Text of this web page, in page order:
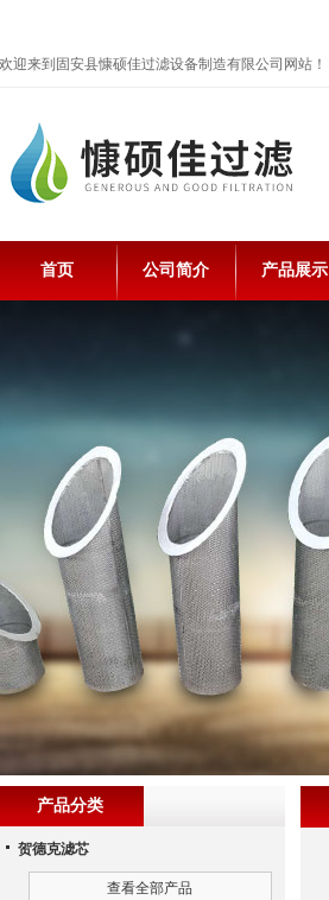
欢迎来到固安县慷硕佳过滤设备制造有限公司网站！
首页 公司简介 产品展示
产品分类
贺德克滤芯
查看全部产品